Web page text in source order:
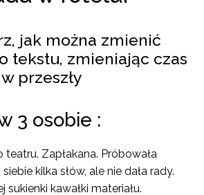
jak można zmienić
tekstu, zmieniając czas
przeszły
3 osobie :
teatru. Zapłakana. Próbowała
kilka słów, ale nie dała rady.
sukienki kawałki materiału.